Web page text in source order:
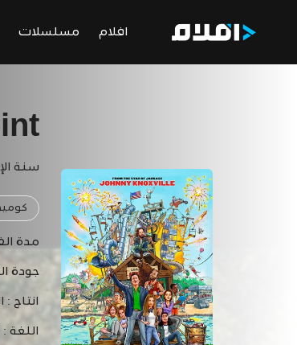
افلام مسلسلات
سنة
مدة
جودة
انتاج :
اللغة :